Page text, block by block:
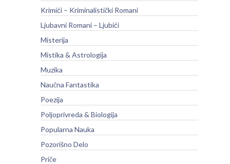
Krimići – Kriminalistički Romani
Ljubavni Romani – Ljubići
Misterija
Mistika & Astrologija
Muzika
Naučna Fantastika
Poezija
Poljoprivreda & Biologija
Popularna Nauka
Pozorišno Delo
Priče